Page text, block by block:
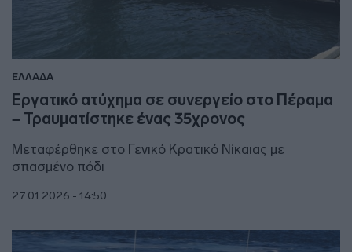
ΕΛΛΑΔΑ
Εργατικό ατύχημα σε συνεργείο στο Πέραμα
– Τραυματίστηκε ένας 35χρονος
Μεταφέρθηκε στο Γενικό Κρατικό Νίκαιας με
σπασμένο πόδι
27.01.2026 - 14:50